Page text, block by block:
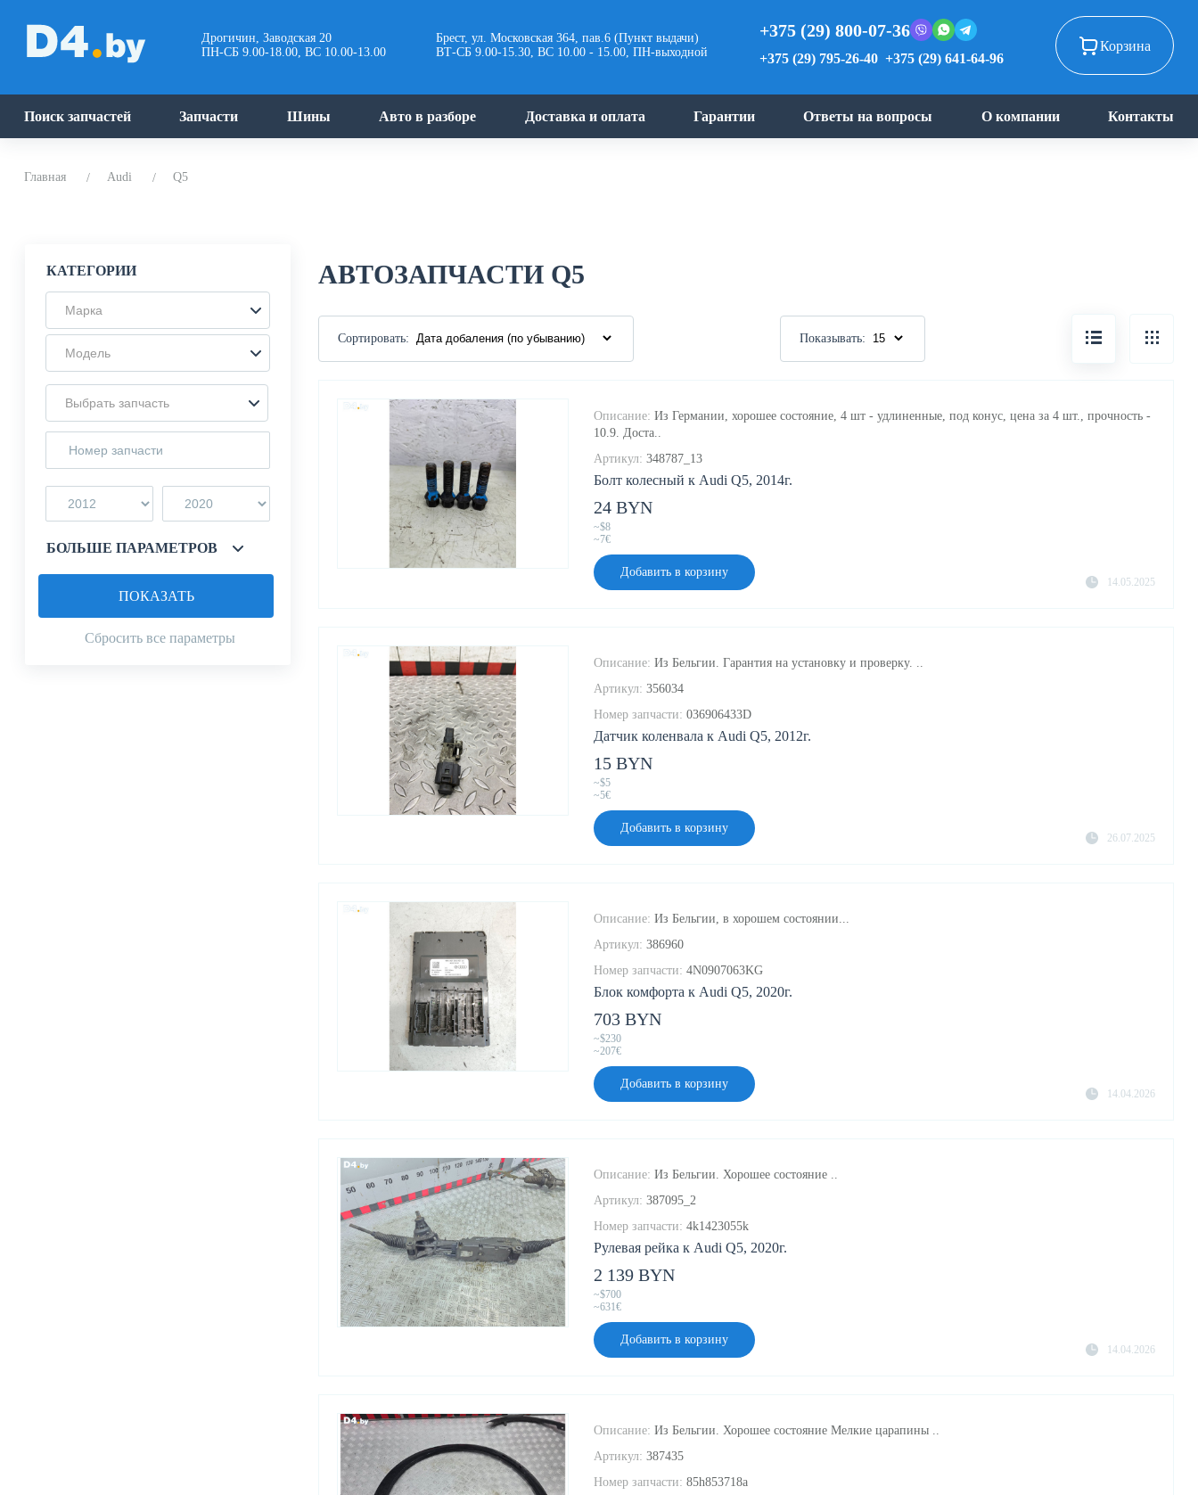
Дрогичин, Заводская 20
ПН-СБ 9.00-18.00, ВС 10.00-13.00
Брест, ул. Московская 364, пав.6 (Пункт выдачи)
ВТ-СБ 9.00-15.30, ВС 10.00 - 15.00, ПН-выходной
+375 (29) 800-07-36
+375 (29) 795-26-40 +375 (29) 641-64-96
Корзина
Поиск запчастей Запчасти Шины Авто в разборе Доставка и оплата Гарантии Ответы на вопросы О компании Контакты
Главная Audi Q5
КАТЕГОРИИ
Марка
Модель
Выбрать запчасть
БОЛЬШЕ ПАРАМЕТРОВ
Сбросить все параметры
ПОКАЗАТЬ
АВТОЗАПЧАСТИ Q5
Сортировать: Показывать:
Болт колесный к Audi Q5, 2014г.
Описание: Из Германии, хорошее состояние, 4 шт - удлиненные, под конус, цена за 4 шт., прочность -
10.9. Доста..
Артикул: 348787_13
14.05.2025
24 BYN
~$8
~7€
Добавить в корзину
Датчик коленвала к Audi Q5, 2012г.
Описание: Из Бельгии. Гарантия на установку и проверку. ..
Артикул: 356034
Номер запчасти: 036906433D
26.07.2025
15 BYN
~$5
~5€
Добавить в корзину
Блок комфорта к Audi Q5, 2020г.
Описание: Из Бельгии, в хорошем состоянии...
Артикул: 386960
Номер запчасти: 4N0907063KG
14.04.2026
703 BYN
~$230
~207€
Добавить в корзину
Рулевая рейка к Audi Q5, 2020г.
Описание: Из Бельгии. Хорошее состояние ..
Артикул: 387095_2
Номер запчасти: 4k1423055k
14.04.2026
2 139 BYN
~$700
~631€
Добавить в корзину
Описание: Из Бельгии. Хорошее состояние Мелкие царапины ..
Артикул: 387435
Номер запчасти: 85h853718a